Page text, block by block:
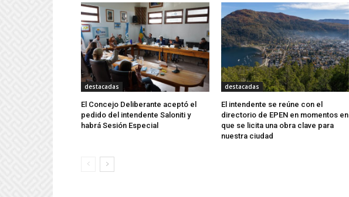
destacadas
El Concejo Deliberante aceptó el
pedido del intendente Saloniti y
habrá Sesión Especial
destacadas
El intendente se reúne con el
directorio de EPEN en momentos en
que se licita una obra clave para
nuestra ciudad